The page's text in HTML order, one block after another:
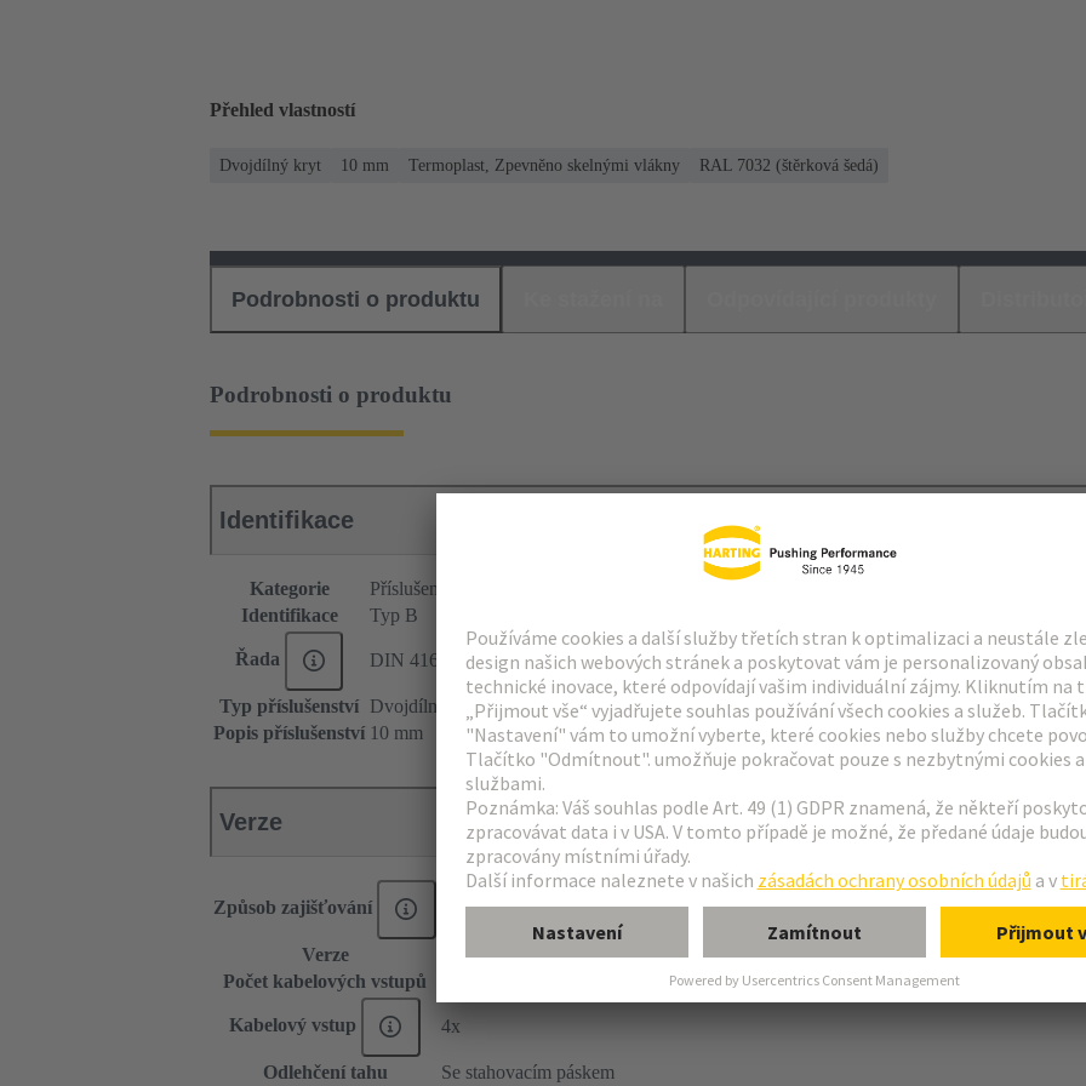
Přehled vlastností
Dvojdílný kryt 10 mm Termoplast, Zpevněno skelnými vlákny RAL 7032 (štěrková šedá)
Podrobnosti o produktu
Podrobnosti o produktu
Identifikace
Kategorie
Příslušenství
Identifikace
Typ B
Řada DIN 41612
Typ příslušenství Dvojdílný kryt
Popis příslušenství 10 mm
Verze
Způsob zajišťování Zajišťovací páčky nebo zajišťovací šrouby
Verze
Přívod shora / ze strany
Počet kabelových vstupů
Kabelový vstup 4x
Odlehčení tahu
Se stahovacím páskem